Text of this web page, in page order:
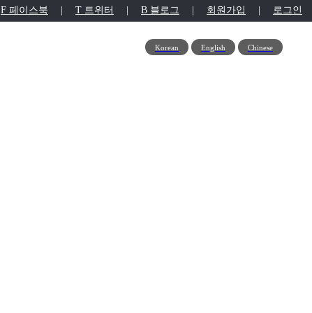
F 페이스북 T 트위터 B 블로그 회원가입 로그인
Korean English Chinese